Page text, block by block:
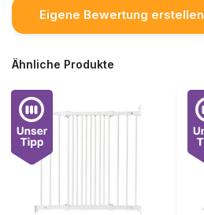
Eigene Bewertung erstellen
Ähnliche Produkte